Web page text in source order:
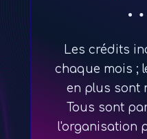
Les crédits
chaque mois ;
en plus sont
Tous sont
l'organisation